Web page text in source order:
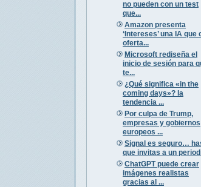
no pueden con un test
que...
Amazon presenta
‘Intereses’ una IA que
oferta...
Microsoft rediseña el
inicio de sesión para
te...
¿Qué significa «in the
coming days»? la
tendencia ...
Por culpa de Trump,
empresas y gobiernos
europeos ...
Signal es seguro…
que invitas a un
ChatGPT puede crear
imágenes realistas
gracias al ...